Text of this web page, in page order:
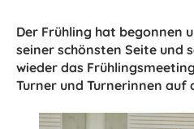
Der Frühling hat begonnen
seiner schönsten Seite und
wieder das
Turner und Turnerinnen auf